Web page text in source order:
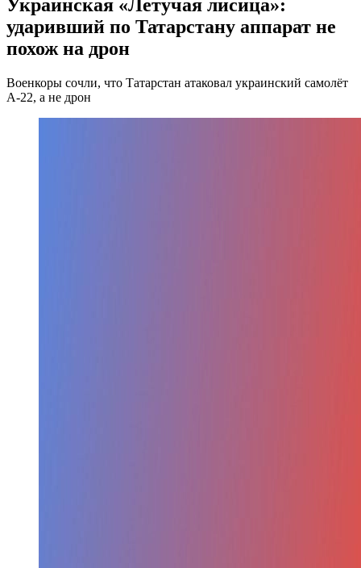
Украинская «Летучая лисица»:
ударивший по Татарстану аппарат не
похож на дрон
Военкоры сочли, что Татарстан атаковал украинский самолёт
А-22, а не дрон